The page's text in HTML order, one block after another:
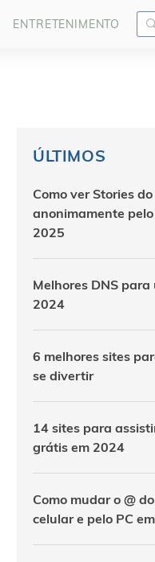
ENTRETENIMENTO
ÚLTIMOS
Como ver Stories
anonimamente
2025
Melhores DNS
2024
6 melhores sites
se divertir
14 sites para
grátis em 2024
Como mudar o @
celular e pelo PC